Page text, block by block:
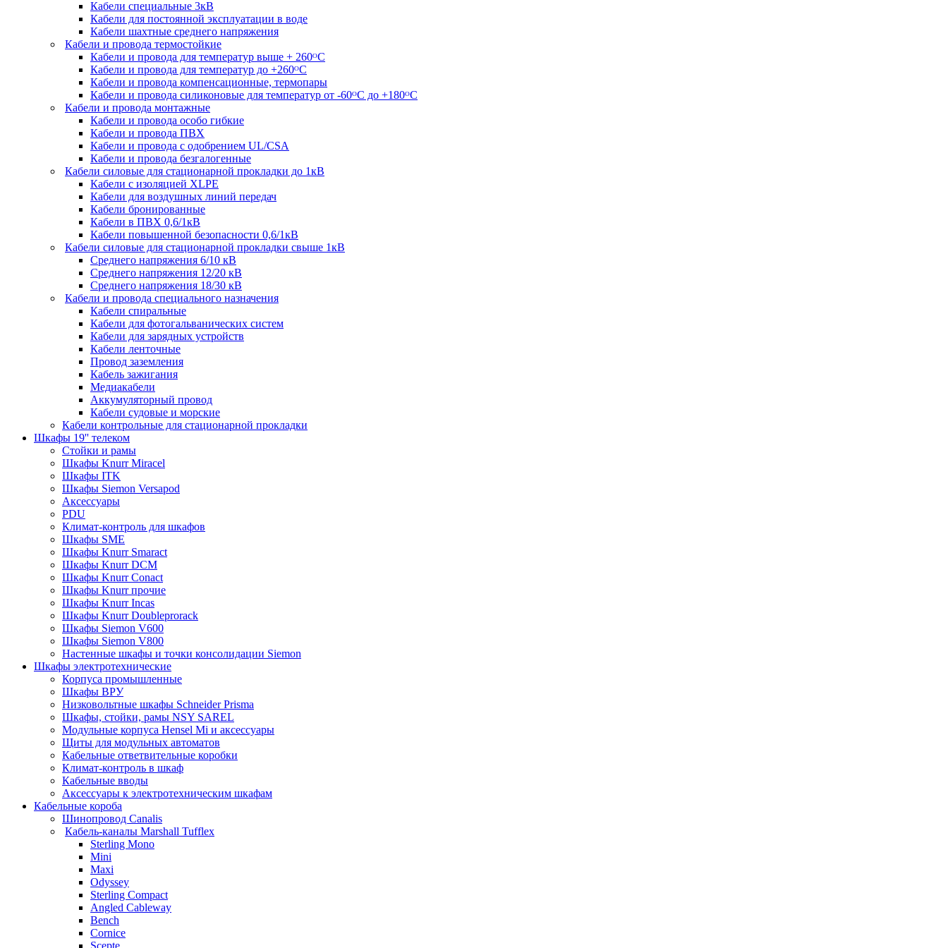
Кабели специальные 3кВ
Кабели для постоянной эксплуатации в воде
Кабели шахтные среднего напряжения
Кабели и провода термостойкие
Кабели и провода для температур выше + 260ᴼС
Кабели и провода для температур до +260ᴼС
Кабели и провода компенсационные, термопары
Кабели и провода силиконовые для температур от -60ᴼC до +180ᴼС
Кабели и провода монтажные
Кабели и провода особо гибкие
Кабели и провода ПВХ
Кабели и провода с одобрением UL/CSA
Кабели и провода безгалогенные
Кабели силовые для стационарной прокладки до 1кВ
Кабели c изоляцией XLPE
Кабели для воздушных линий передач
Кабели бронированные
Кабели в ПВХ 0,6/1кВ
Кабели повышенной безопасности 0,6/1кВ
Кабели силовые для стационарной прокладки свыше 1кВ
Среднего напряжения 6/10 кВ
Среднего напряжения 12/20 кВ
Среднего напряжения 18/30 кВ
Кабели и провода специального назначения
Кабели спиральные
Кабели для фотогальванических систем
Кабели для зарядных устройств
Кабели ленточные
Провод заземления
Кабель зажигания
Медиакабели
Аккумуляторный провод
Кабели судовые и морские
Кабели контрольные для стационарной прокладки
Шкафы 19'' телеком
Стойки и рамы
Шкафы Knurr Miracel
Шкафы ITK
Шкафы Siemon Versapod
Аксессуары
PDU
Климат-контроль для шкафов
Шкафы SME
Шкафы Knurr Smaract
Шкафы Knurr DCM
Шкафы Knurr Conact
Шкафы Knurr прочие
Шкафы Knurr Incas
Шкафы Knurr Doubleprorack
Шкафы Siemon V600
Шкафы Siemon V800
Настенные шкафы и точки консолидации Siemon
Шкафы электротехнические
Корпуса промышленные
Шкафы ВРУ
Низковольтные шкафы Schneider Prisma
Шкафы, стойки, рамы NSY SAREL
Модульные корпуса Hensel Mi и аксессуары
Щиты для модульных автоматов
Кабельные ответвительные коробки
Климат-контроль в шкаф
Кабельные вводы
Аксессуары к электротехническим шкафам
Кабельные короба
Шинопровод Canalis
Кабель-каналы Marshall Tufflex
Sterling Mono
Mini
Maxi
Odyssey
Sterling Compact
Angled Cableway
Bench
Cornice
Scepte